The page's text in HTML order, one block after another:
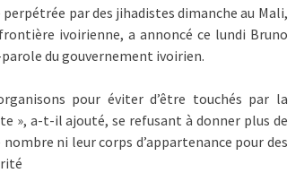
perpétrée par des jihadistes dimanche au Mali,
ivoirienne, a annoncé ce lundi Bruno
du gouvernement ivoirien.
pour éviter d’être touchés par la
», a-t-il ajouté, se refusant à donner plus de
ni leur corps d’appartenance pour des